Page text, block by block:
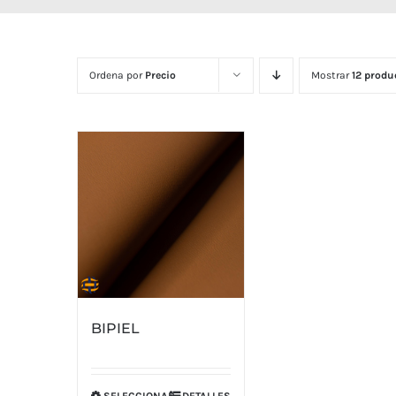
Ordena por Precio Mostrar12
BIPIEL